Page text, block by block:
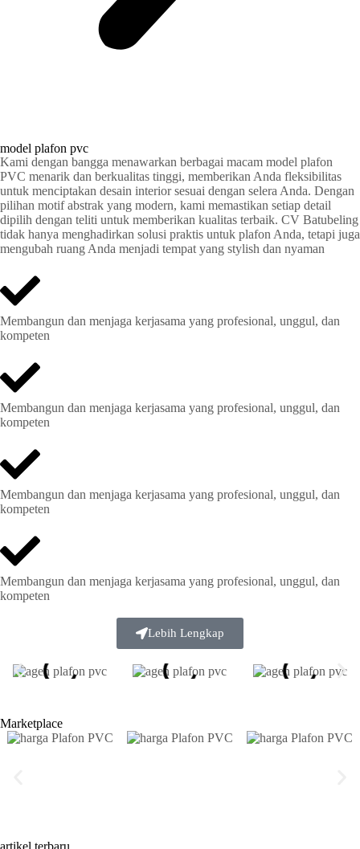
model plafon pvc
Kami dengan bangga menawarkan berbagai macam model plafon
PVC menarik dan berkualitas tinggi, memberikan Anda fleksibilitas
untuk menciptakan desain interior sesuai dengan selera Anda. Dengan
pilihan motif abstrak yang modern, kami memastikan setiap detail
dipilih dengan teliti untuk memberikan kualitas terbaik. CV Batubeling
tidak hanya menghadirkan solusi praktis untuk plafon Anda, tetapi juga
mengubah ruang Anda menjadi tempat yang stylish dan nyaman
Membangun dan menjaga kerjasama yang profesional, unggul, dan
kompeten
Membangun dan menjaga kerjasama yang profesional, unggul, dan
kompeten
Membangun dan menjaga kerjasama yang profesional, unggul, dan
kompeten
Membangun dan menjaga kerjasama yang profesional, unggul, dan
kompeten
Lebih Lengkap
Marketplace
artikel terbaru